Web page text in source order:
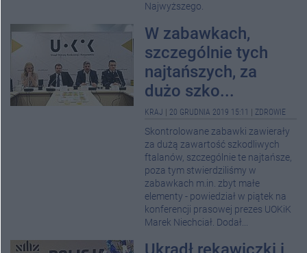
Najwyższego.
W zabawkach,
szczególnie tych
najtańszych, za
dużo szko...
KRAJ 20 GRUDNIA 2019 15:11 ZDROWIE
Skontrolowane zabawki zawierały
za dużą zawartość szkodliwych
ftalanów, szczególnie te najtańsze,
poza tym stwierdziliśmy w
zabawkach m.in. zbyt małe
elementy - powiedział w piątek na
konferencji prasowej prezes UOKiK
Marek Niechciał. Dodał...